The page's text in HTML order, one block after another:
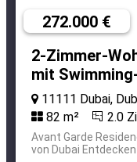
272.000 €
2-Zimmer-
mit
11111 Dubai,
82 m²
2.0 Zi
Avant Garde
von Dubai Entdecken